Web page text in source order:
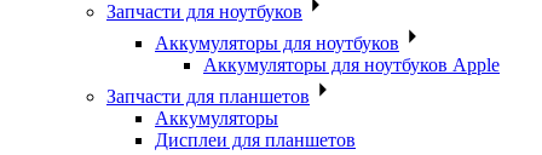
Запчасти для ноутбуков
Аккумуляторы для ноутбуков
Аккумуляторы для ноутбуков Apple
Запчасти для планшетов
Аккумуляторы
Дисплеи для планшетов